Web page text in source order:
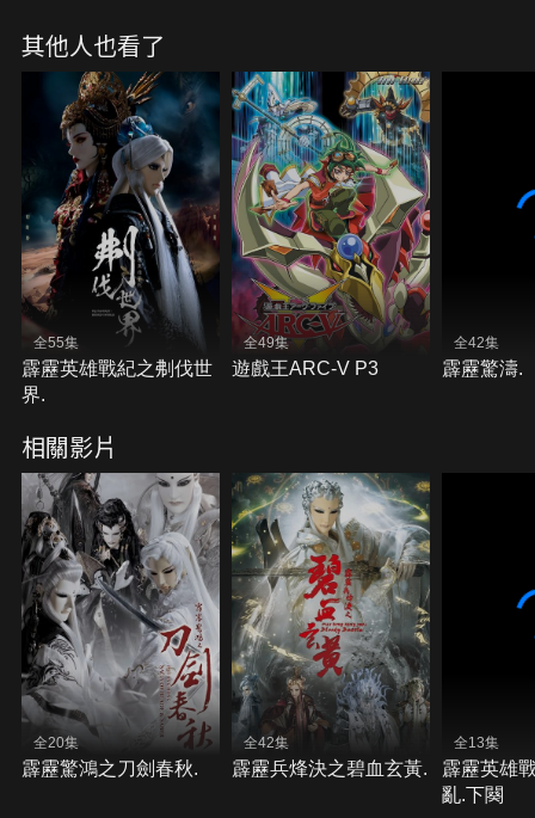
其他人也看了
全55集
霹靂英雄戰紀之刜伐世
界.
全49集
遊戲王ARC-V P3
全42集
霹靂驚濤.
相關影片
全20集
霹靂驚鴻之刀劍春秋.
全42集
霹靂兵烽決之碧血玄黃.
全13集
霹靂英雄
亂.下闋